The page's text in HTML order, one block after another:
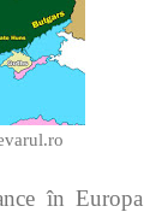
în Europa